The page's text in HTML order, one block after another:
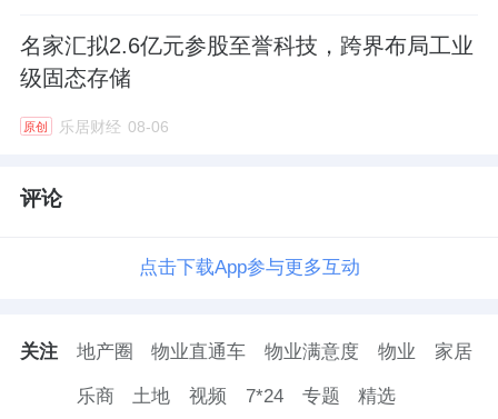
名家汇拟2.6亿元参股至誉科技，跨界布局工业
级固态存储
原创 乐居财经 08-06
评论
点击下载App参与更多互动
关注 地产圈 物业直通车 物业满意度 物业 家居
乐商 土地 视频 7*24 专题 精选